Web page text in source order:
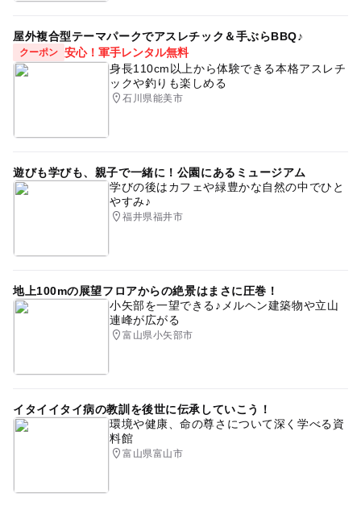
屋外複合型テーマパークでアスレチック＆手ぶらBBQ♪
クーポン 安心！軍手レンタル無料
身長110cm以上から体験できる本格アスレチ
ックや釣りも楽しめる
石川県能美市
遊びも学びも、親子で一緒に！公園にあるミュージアム
学びの後はカフェや緑豊かな自然の中でひと
やすみ♪
福井県福井市
地上100mの展望フロアからの絶景はまさに圧巻！
小矢部を一望できる♪メルヘン建築物や立山
連峰が広がる
富山県小矢部市
イタイイタイ病の教訓を後世に伝承していこう！
環境や健康、命の尊さについて深く学べる資
料館
富山県富山市